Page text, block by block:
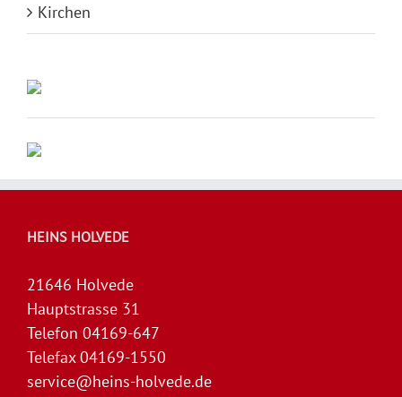
Kirchen
HEINS HOLVEDE
21646 Holvede
Hauptstrasse 31
Telefon 04169-647
Telefax 04169-1550
service@heins-holvede.de